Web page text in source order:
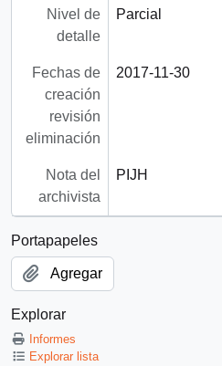
Nivel de
detalle
Parcial
Fechas de
creación
revisión
eliminación
2017-11-30
Nota del
archivista
PIJH
Portapapeles
Agregar
Explorar
Informes
Explorar lista